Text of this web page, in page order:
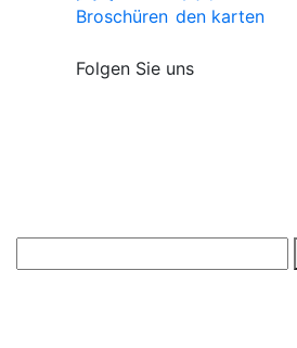
Broschüren den karten
Folgen Sie uns